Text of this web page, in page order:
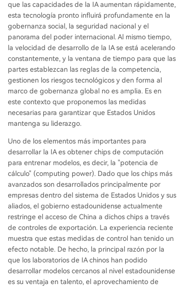
que las capacidades de la IA aumentan rápidamente,
esta tecnología pronto influirá profundamente en la
gobernanza social, la seguridad nacional y el
panorama del poder internacional. Al mismo tiempo,
la velocidad de desarrollo de la IA se está acelerando
constantemente, y la ventana de tiempo para que las
partes establezcan las reglas de la competencia,
gestionen los riesgos tecnológicos y den forma al
marco de gobernanza global no es amplia. Es en
este contexto que proponemos las medidas
necesarias para garantizar que Estados Unidos
mantenga su liderazgo.
Uno de los elementos más importantes para
desarrollar la IA es obtener chips de computación
para entrenar modelos, es decir, la "potencia de
cálculo" (computing power). Dado que los chips más
avanzados son desarrollados principalmente por
empresas dentro del sistema de Estados Unidos y sus
aliados, el gobierno estadounidense actualmente
restringe el acceso de China a dichos chips a través
de controles de exportación. La experiencia reciente
muestra que estas medidas de control han tenido un
efecto notable. De hecho, la principal razón por la
que los laboratorios de IA chinos han podido
desarrollar modelos cercanos al nivel estadounidense
es su ventaja en talento, el aprovechamiento de